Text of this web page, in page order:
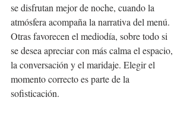
se disfrutan mejor de noche, cuando la
atmósfera acompaña la narrativa del menú.
Otras favorecen el mediodía, sobre todo si
se desea apreciar con más calma el espacio,
la conversación y el maridaje. Elegir el
momento correcto es parte de la
sofisticación.